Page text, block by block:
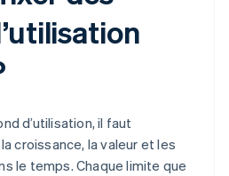
d’utilisation, il faut
croissance, la valeur et les
le temps. Chaque limite que